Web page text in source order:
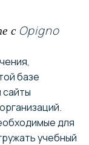
с Opigno
базе
сайты
для
учебный